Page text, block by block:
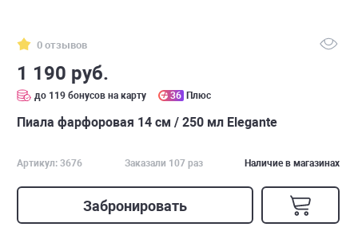
0 отзывов
1 190 руб.
до 119 бонусов на карту 36 Плюс
Пиала фарфоровая 14 см / 250 мл Elegante
Артикул: 3676 Заказали 107 раз Наличие в магазинах
Забронировать